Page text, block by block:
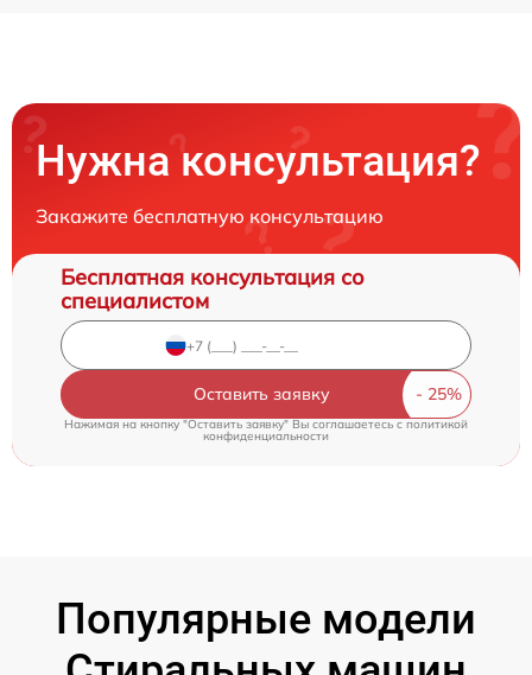
Нужна консультация?
Закажите бесплатную консультацию
Бесплатная консультация со
специалистом
Оставить заявку
Нажимая на кнопку "Оставить заявку" Вы соглашаетесь cполитикой
конфиденциальности
Популярные модели